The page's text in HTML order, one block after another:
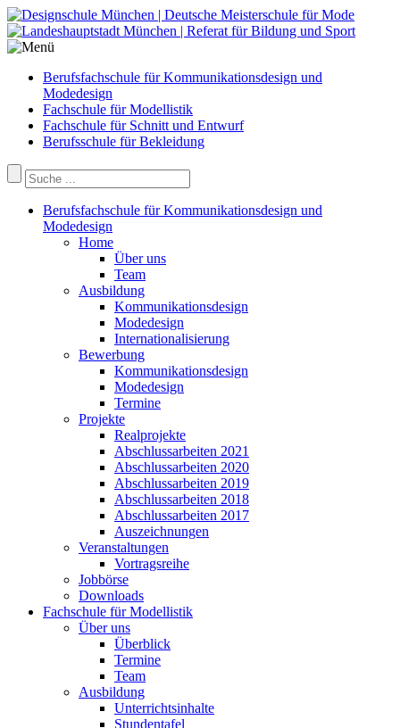
Berufsfachschule für Kommunikationsdesign und
Modedesign
Fachschule für Modellistik
Fachschule für Schnitt und Entwurf
Berufsschule für Bekleidung
Berufsfachschule für Kommunikationsdesign und
Modedesign
Home
Über uns
Team
Ausbildung
Kommunikationsdesign
Modedesign
Internationalisierung
Bewerbung
Kommunikationsdesign
Modedesign
Termine
Projekte
Realprojekte
Abschlussarbeiten 2021
Abschlussarbeiten 2020
Abschlussarbeiten 2019
Abschlussarbeiten 2018
Abschlussarbeiten 2017
Auszeichnungen
Veranstaltungen
Vortragsreihe
Jobbörse
Downloads
Fachschule für Modellistik
Über uns
Überblick
Termine
Team
Ausbildung
Unterrichtsinhalte
Stundentafel